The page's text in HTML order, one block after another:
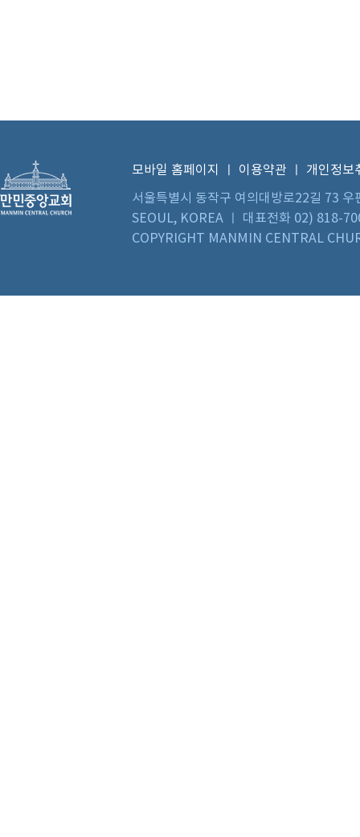
모바일 홈페이지 이용약관
개인정보
서울특별시 동작구 여의대방로22길 73
SEOUL, KOREA ㅣ 대표전화 02) 818-
COPYRIGHT MANMIN CENTRAL